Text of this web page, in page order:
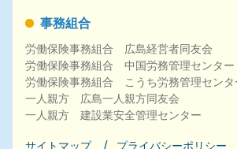
事務組合
労働保険事務組合 広島経営者同友会
労働保険事務組合 中国労務管理センター
労働保険事務組合 こうち労務管理センタ
一人親方 広島一人親方同友会
一人親方 建設業安全管理センター
サイトマップ プライバシーポリシー